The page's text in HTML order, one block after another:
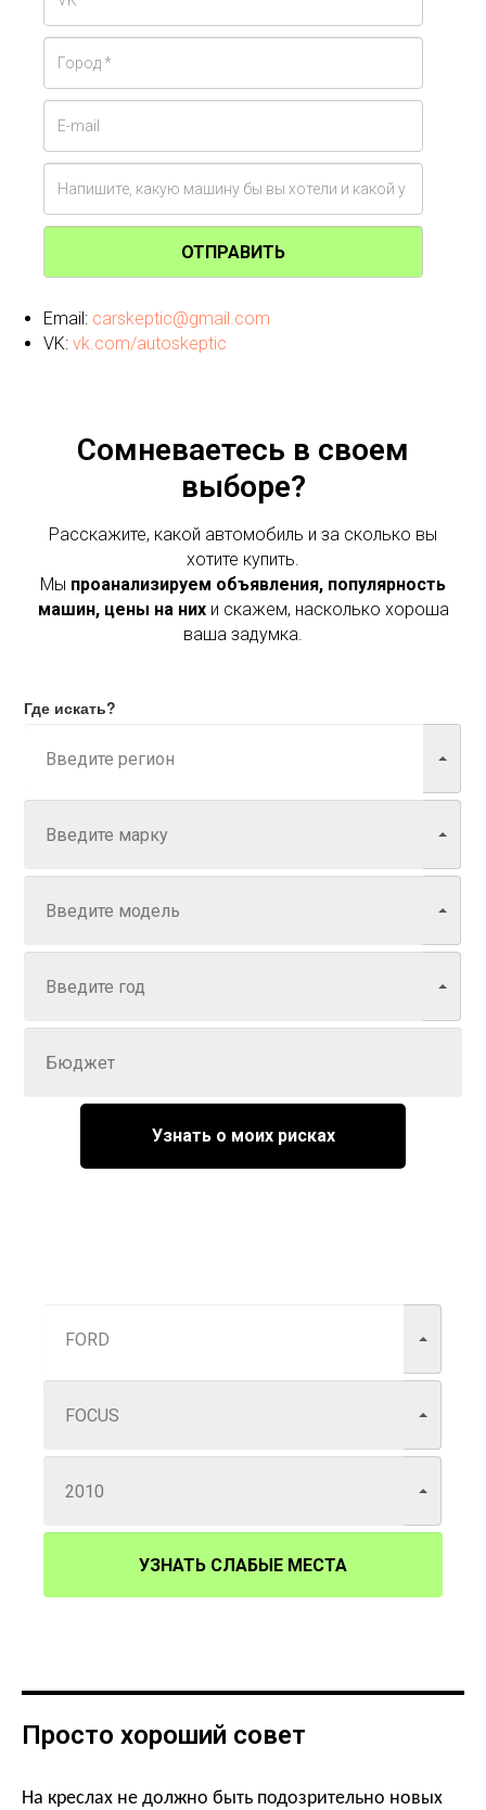
ОТПРАВИТЬ
Email: carskeptic@gmail.com
VK: vk.com/autoskeptic
Сомневаетесь в своем
выборе?
Расскажите, какой автомобиль и за сколько вы
хотите купить.
Мы проанализируем объявления, популярность
машин, цены на нихи скажем, насколько хороша
ваша задумка.
Где искать?
Узнать о моих рисках
УЗНАТЬ СЛАБЫЕ МЕСТА
Просто хороший совет
На креслах не должно быть подозрительно новых